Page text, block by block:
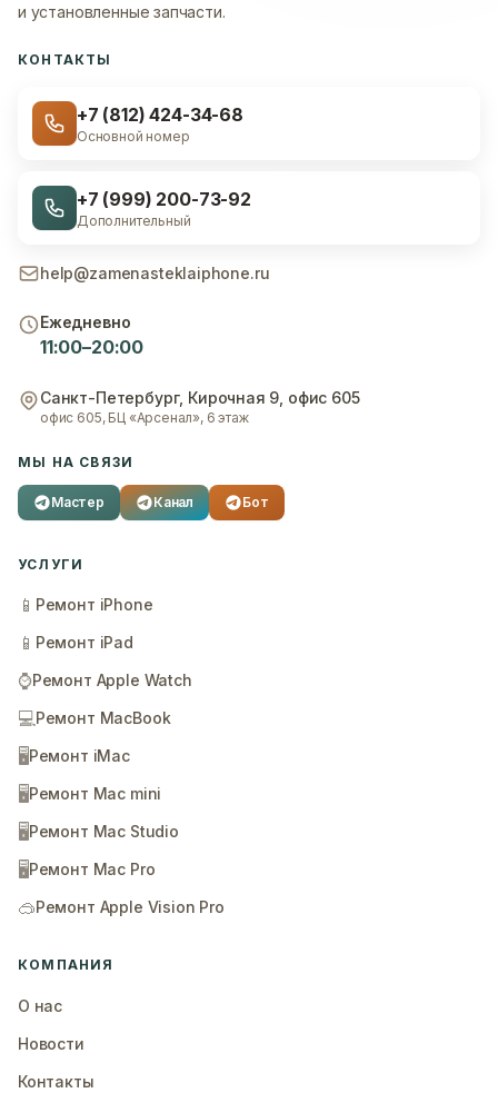
и установленные запчасти.
КОНТАКТЫ
+7 (812) 424-34-68
Основной номер
+7 (999) 200-73-92
Дополнительный
help@zamenasteklaiphone.ru
Ежедневно
11:00–20:00
Санкт-Петербург, Кирочная 9, офис 605
офис 605, БЦ «Арсенал», 6 этаж
МЫ НА СВЯЗИ
Мастер Канал Бот
УСЛУГИ
📱 Ремонт iPhone
📱 Ремонт iPad
⌚Ремонт Apple Watch
💻Ремонт MacBook
🖥️Ремонт iMac
🖥️Ремонт Mac mini
🖥️Ремонт Mac Studio
🖥️Ремонт Mac Pro
🥽Ремонт Apple Vision Pro
КОМПАНИЯ
О нас
Новости
Контакты